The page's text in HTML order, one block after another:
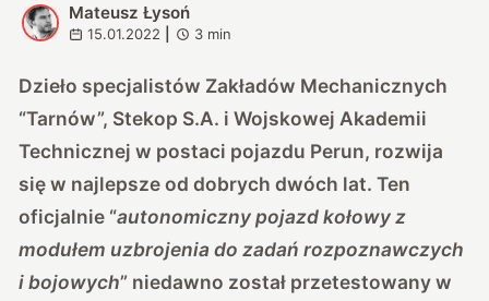
M
Mateusz Łysoń
15.01.2022 3 min
Dzieło specjalistów Zakładów Mechanicznych
“Tarnów”, Stekop S.A. i Wojskowej Akademii
Technicznej w postaci pojazdu Perun, rozwija
się w najlepsze od dobrych dwóch lat. Ten
oficjalnie “autonomiczny pojazd kołowy z
modułem uzbrojenia do zadań rozpoznawczych
i bojowych” niedawno został przetestowany w